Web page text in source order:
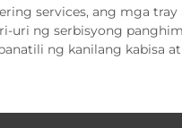
services, ang mga tray
uri ng serbisyong
ng kanilang kabisa at